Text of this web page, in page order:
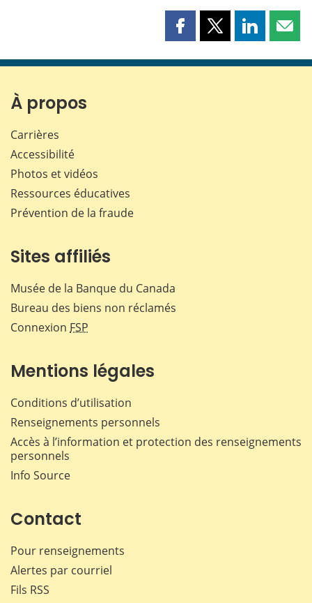
Partager
page
Partager
page
Partager
page page
À propos
Carrières
Accessibilité
Photos et vidéos
Ressources éducatives
Prévention de la fraude
Sites affiliés
Musée de la Banque du Canada
Bureau des biens non réclamés
Connexion FSP
Mentions légales
Conditions d’utilisation
Renseignements personnels
Accès à l’information et protection des renseignements
personnels
Info Source
Contact
Pour renseignements
Alertes par courriel
Fils RSS